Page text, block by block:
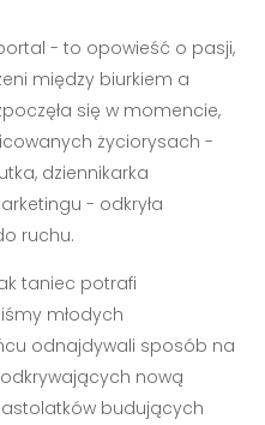
- to opowieść o pasji,
między biurkiem a
się w momencie,
życiorysach -
dziennikarka
- odkryła
ruchu.
taniec potrafi
młodych
odnajdywali sposób na
nową
budujących